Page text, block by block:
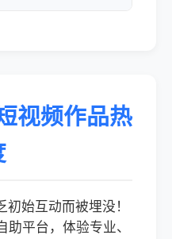
视频作品热
始互动而被埋没！
平台，体验专业、